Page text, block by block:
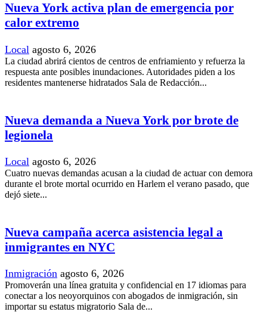
Nueva York activa plan de emergencia por
calor extremo
Local agosto 6, 2026
La ciudad abrirá cientos de centros de enfriamiento y refuerza la
respuesta ante posibles inundaciones. Autoridades piden a los
residentes mantenerse hidratados Sala de Redacción...
Nueva demanda a Nueva York por brote de
legionela
Local agosto 6, 2026
Cuatro nuevas demandas acusan a la ciudad de actuar con demora
durante el brote mortal ocurrido en Harlem el verano pasado, que
dejó siete...
Nueva campaña acerca asistencia legal a
inmigrantes en NYC
Inmigración agosto 6, 2026
Promoverán una línea gratuita y confidencial en 17 idiomas para
conectar a los neoyorquinos con abogados de inmigración, sin
importar su estatus migratorio Sala de...